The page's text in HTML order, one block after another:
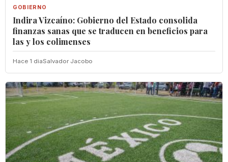
GOBIERNO
Indira Vizcaíno: Gobierno del Estado consolida
finanzas sanas que se traducen en beneficios para
las y los colimenses
Hace 1 diaSalvador Jacobo